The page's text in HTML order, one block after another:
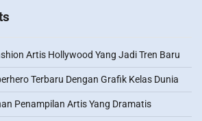
Artis Hollywood Yang Jadi Tren Baru
Terbaru Dengan Grafik Kelas Dunia
Penampilan Artis Yang Dramatis